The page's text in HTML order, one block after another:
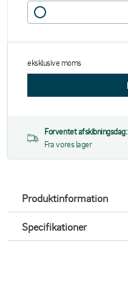
eksklusive moms
Forventet afskibningsdag:
Fra vores lager
Produktinformation
Specifikationer